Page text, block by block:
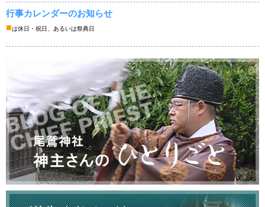
行事カレンダーのお知らせ
■は休日・祝日、あるいは祭典日